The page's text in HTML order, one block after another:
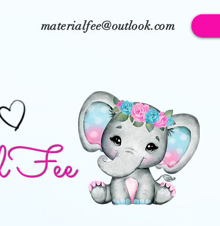
materialfee@outlook.com